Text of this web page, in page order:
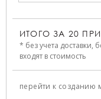
ИТОГО ЗА 20
* без учета доставки,
входят в стоимость
перейти к созданию